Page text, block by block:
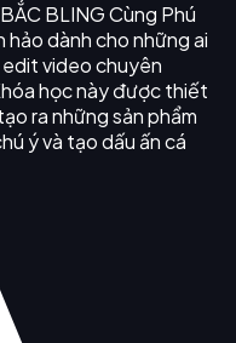
BLING Cùng Phú
hảo dành cho những ai
edit video chuyên
học này được thiết
ra những sản phẩm
ý và tạo dấu ấn cá